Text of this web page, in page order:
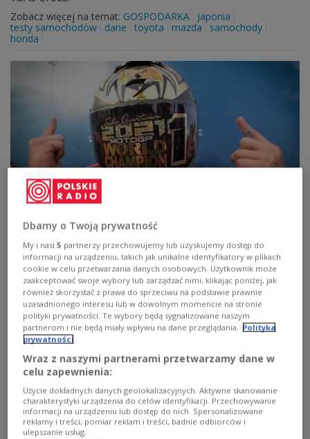
Zobacz więcej na temat: GOSPODARKA
Japonia
testy samochodów
dane toyota mazda
samochody
honda
w klasie MotoGP
Francuz Fabio Quartararo (Yamaha) został pierwszym
francuskim mistrzem świata w motocyklowej klasie
MotoGP. Sukces przypieczętował w niedzielę na torze
we włoskim Misano, zajmując czwarte miejsce w Grand
Prix Emilii-Romanii.
Zobacz więcej na temat: sporty motorowe
SPORT
Moto sport
Dbamy o Twoją prywatność
My i nasi5 partnerzy przechowujemy lub uzyskujemy dostęp do
informacji na urządzeniu, takich jak unikalne identyfikatory w plikach
cookie w celu przetwarzania danych osobowych. Użytkownik może
zaakceptować swoje wybory lub zarządzać nimi, klikając poniżej, jak
również skorzystać z prawa do sprzeciwu na podstawie prawnie
uzasadnionego interesu lub w dowolnym momencie na stronie
polityki prywatności. Te wybory będą sygnalizowane naszym
partnerom i nie będą miały wpływu na dane przeglądania. Polityka
prywatności
Wraz z naszymi partnerami przetwarzamy dane w
celu zapewnienia:
Użycie dokładnych danych geolokalizacyjnych. Aktywne skanowanie
charakterystyki urządzenia do celów identyfikacji. Przechowywanie
informacji na urządzeniu lub dostęp do nich. Spersonalizowane
reklamy i treści, pomiar reklam i treści, badnie odbiorców i
ulepszanie usług.